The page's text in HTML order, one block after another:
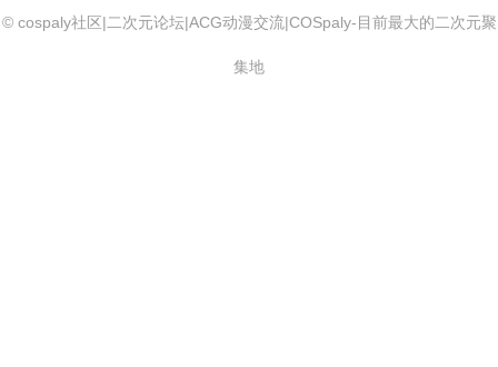
© cospaly社区|二次元论坛|ACG动漫交流|COSpaly-目前最大的二次元聚
集地